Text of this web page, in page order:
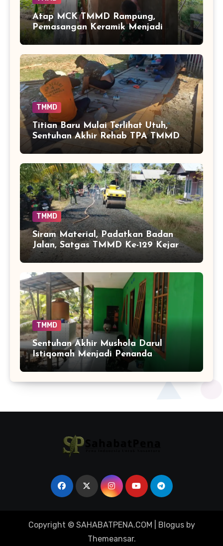
Atap MCK TMMD Rampung,
Pemasangan Keramik Menjadi
Sentuhan Akhir Fasilitas Sanitasi di
Tamban Bangun
TMMD
Titian Baru Mulai Terlihat Utuh,
Sentuhan Akhir Rehab TPA TMMD
Perkuat Akses Warga di Tamban
Bangun
TMMD
Siram Material, Padatkan Badan
Jalan, Satgas TMMD Ke-129 Kejar
Kualitas Akses Desa Tamban
Bangun
TMMD
Sentuhan Akhir Mushola Darul
Istiqomah Menjadi Penanda
Hadirnya Ruang Ibadah yang Lebih
Copyright © SAHABATPENA.COM Blogusby
Themeansar.